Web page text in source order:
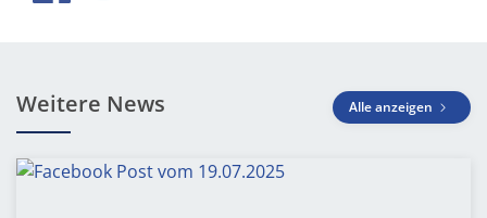
Weitere News Alle anzeigen